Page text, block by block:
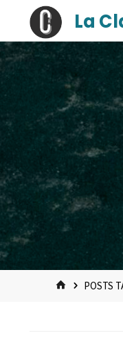
content
principal
La
HOMEPOSTS